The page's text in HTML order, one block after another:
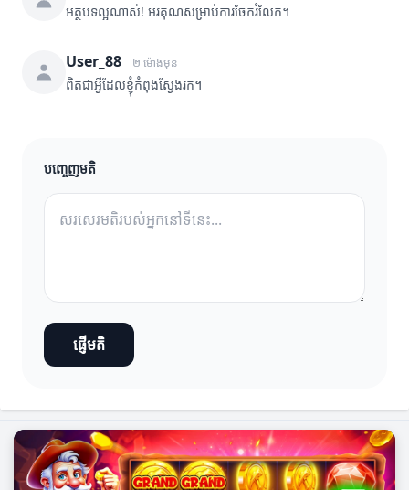
អត្ថបទល្អណាស់! អរគុណសម្រាប់ការចែករំលែក។
User_88 ២ ម៉ោងមុន
ពិតជាអ្វីដែលខ្ញុំកំពុងស្វែងរក។
បញ្ចេញមតិ
ផ្ញើមតិ